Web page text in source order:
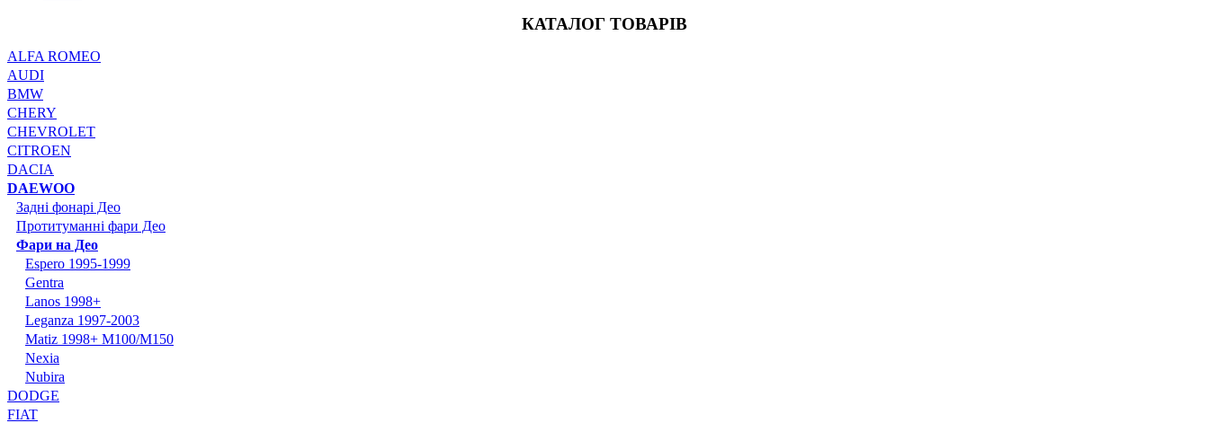
КАТАЛОГ ТОВАРІВ
ALFA ROMEO
AUDI
BMW
CHERY
CHEVROLET
CITROEN
DACIA
DAEWOO
Задні фонарі Део
Протитуманні фари Део
Фари на Део
Espero 1995-1999
Gentra
Lanos 1998+
Leganza 1997-2003
Matiz 1998+ M100/M150
Nexia
Nubira
DODGE
FIAT